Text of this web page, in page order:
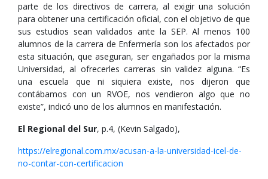
parte de los directivos de carrera, al exigir una solución
para obtener una certificación oficial, con el objetivo de que
sus estudios sean validados ante la SEP. Al menos 100
alumnos de la carrera de Enfermería son los afectados por
esta situación, que aseguran, ser engañados por la misma
Universidad, al ofrecerles carreras sin validez alguna. “Es
una escuela que ni siquiera existe, nos dijeron que
contábamos con un RVOE, nos vendieron algo que no
existe”, indicó uno de los alumnos en manifestación.
El Regional del Sur, p.4, (Kevin Salgado),
https://elregional.com.mx/acusan-a-la-universidad-icel-de-
no-contar-con-certificacion